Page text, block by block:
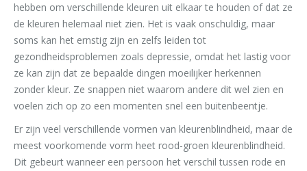
hebben om verschillende kleuren uit elkaar te houden of dat ze
de kleuren helemaal niet zien. Het is vaak onschuldig, maar
soms kan het ernstig zijn en zelfs leiden tot
gezondheidsproblemen zoals depressie, omdat het lastig voor
ze kan zijn dat ze bepaalde dingen moeilijker herkennen
zonder kleur. Ze snappen niet waarom andere dit wel zien en
voelen zich op zo een momenten snel een buitenbeentje.
Er zijn veel verschillende vormen van kleurenblindheid, maar de
meest voorkomende vorm heet rood-groen kleurenblindheid.
Dit gebeurt wanneer een persoon het verschil tussen rode en